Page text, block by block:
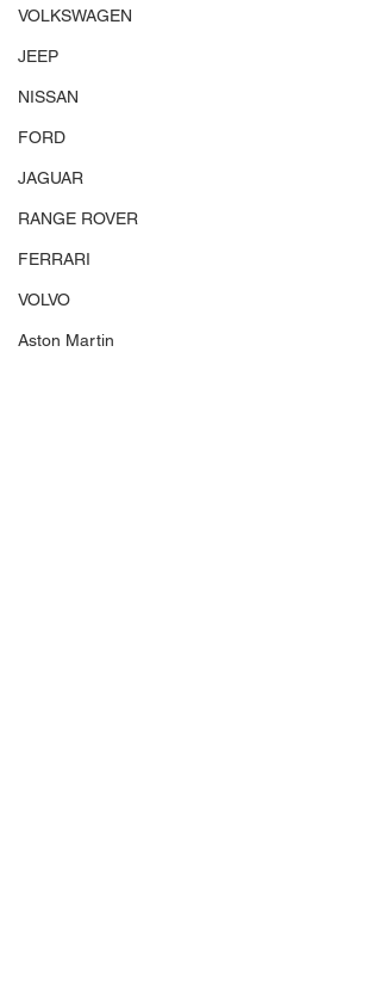
VOLKSWAGEN
JEEP
NISSAN
FORD
JAGUAR
RANGE ROVER
FERRARI
VOLVO
Aston Martin